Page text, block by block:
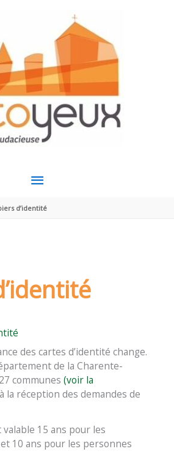
MENU
PRINCIPAL
d’identité
des cartes d’identité change.
de la Charente-
communes(voir la
la réception des demandes de
valable 15 ans pour les
10 ans pour les personnes